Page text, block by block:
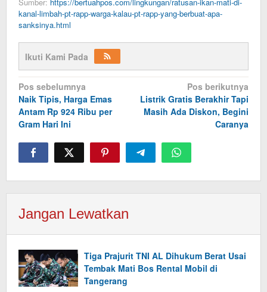
kanal-limbah-pt-rapp-warga-kalau-pt-rapp-yang-berbuat-apa-
sanksinya.html
Ikuti Kami Pada
Navigasi
pos
Pos sebelumnya
Naik Tipis, Harga Emas
Antam Rp 924 Ribu per
Gram Hari Ini
Pos berikutnya
Listrik Gratis Berakhir Tapi
Masih Ada Diskon, Begini
Caranya
Jangan Lewatkan
Tiga Prajurit TNI AL Dihukum Berat Usai
Tembak Mati Bos Rental Mobil di
Tangerang